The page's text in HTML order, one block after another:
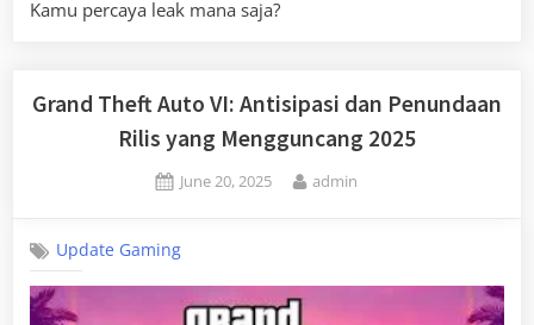
Kamu percaya leak mana saja?
Grand Theft Auto VI: Antisipasi dan Penundaan
Rilis yang Mengguncang 2025
Posted
June 20, 2025 By
admin
Update Gaming